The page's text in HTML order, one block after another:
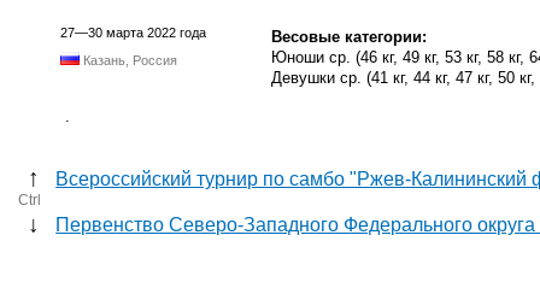
27—30 марта 2022 года
Казань, Россия
Весовые категории:
Юноши ср. (46 кг, 49 кг, 53 кг, 58 кг,
Девушки ср. (41 кг, 44 кг, 47 кг, 50 кг,
.
↑ Всероссийский турнир по самбо "Ржев-
Ctrl
↓ Первенство Северо-Западного Федерального